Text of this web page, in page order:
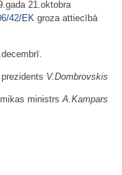
21.oktobra
42/EK groza attiecībā
V.Dombrovskis
ministrsA.Kampars